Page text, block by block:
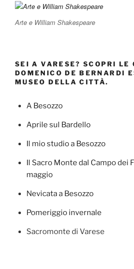
Arte e William Shakespeare
SEI A VARESE? SCOPRI LE
DOMENICO DE BERNARDI
MUSEO DELLA CITTÀ.
A Besozzo
Aprile sul Bardello
Il mio studio a Besozzo
Il Sacro Monte dal Campo dei
maggio
Nevicata a Besozzo
Pomeriggio invernale
Sacromonte di Varese